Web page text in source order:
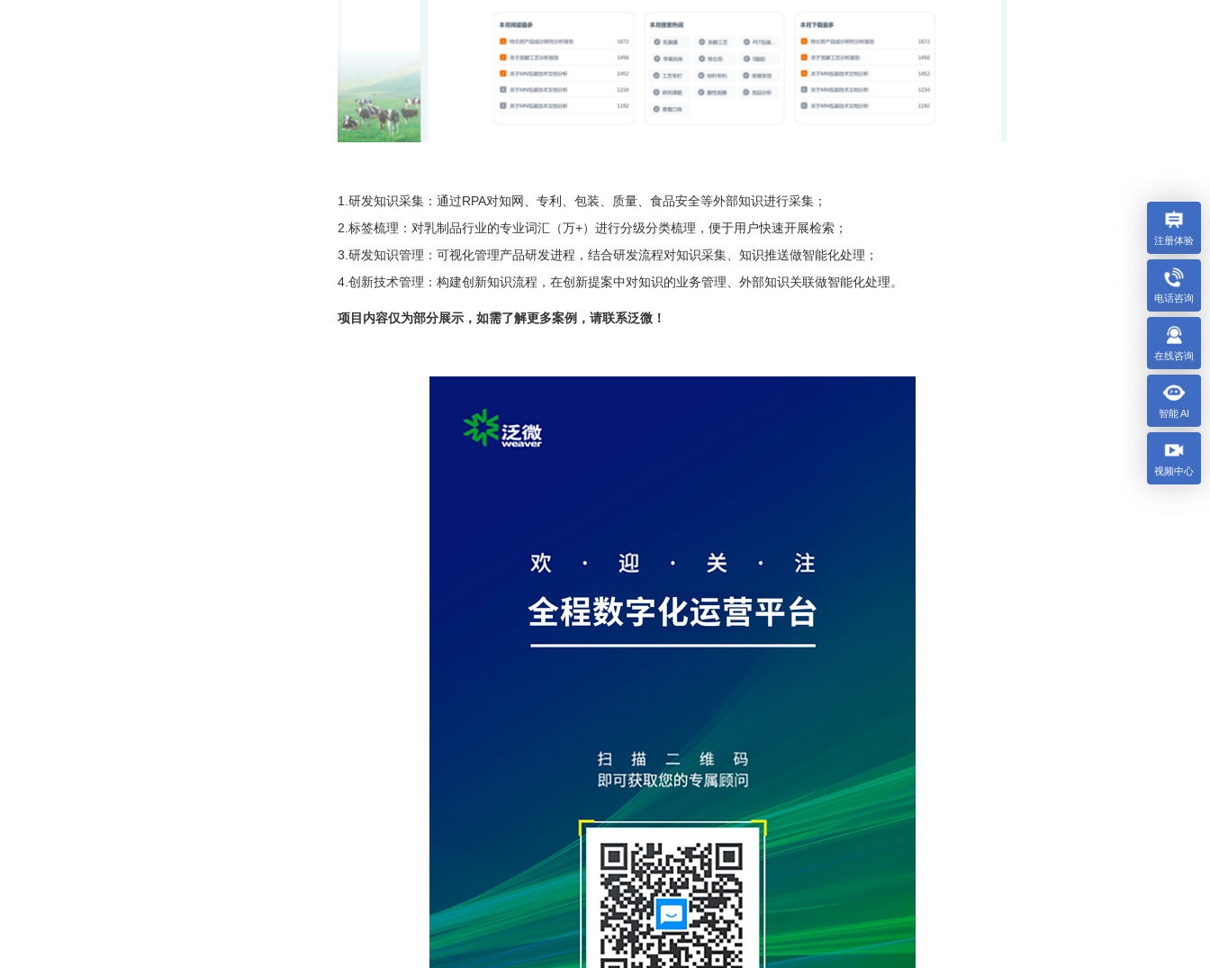
1.研发知识采集：通过RPA对知网、专利、包装、质量、食品安全等外部知识进行采集；
2.标签梳理：对乳制品行业的专业词汇（万+）进行分级分类梳理，便于用户快速开展检索；
3.研发知识管理：可视化管理产品研发进程，结合研发流程对知识采集、知识推送做智能化处理；
4.创新技术管理：构建创新知识流程，在创新提案中对知识的业务管理、外部知识关联做智能化处理。
项目内容仅为部分展示，如需了解更多案例，请联系泛微！
注册体验
电话咨询
在线咨询
智能 AI
视频中心